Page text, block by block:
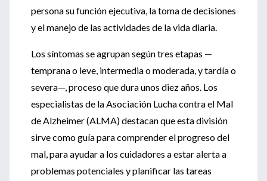
persona su función ejecutiva, la toma de decisiones
y el manejo de las actividades de la vida diaria.
Los síntomas se agrupan según tres etapas —
temprana o leve, intermedia o moderada, y tardía o
severa—, proceso que dura unos diez años. Los
especialistas de la Asociación Lucha contra el Mal
de Alzheimer (ALMA) destacan que esta división
sirve como guía para comprender el progreso del
mal, para ayudar a los cuidadores a estar alerta a
problemas potenciales y planificar las tareas